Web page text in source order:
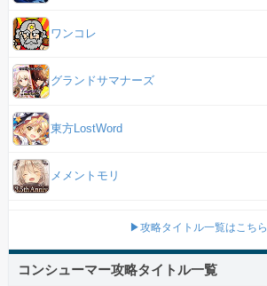
ワンコレ
グランドサマナーズ
東方LostWord
メメントモリ
▶攻略タイトル一覧はこちら
コンシューマー攻略タイトル一覧